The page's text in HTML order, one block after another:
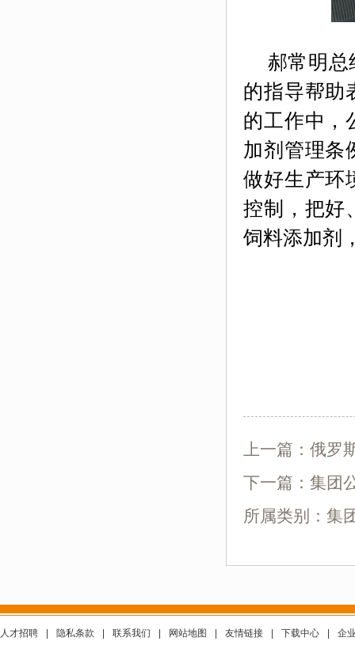
郝常明总
的指导帮助
的工作中，
加剂管理条
做好生产环
控制，把好
饲料添
上一篇： 俄罗
下一篇： 集团
所属类别：集
人才招聘 隐私条款 联系我们 网站地图 友情链接 下载中心 企